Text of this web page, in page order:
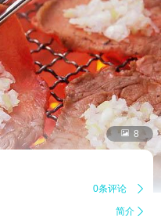
 8
0条评论 
简介 